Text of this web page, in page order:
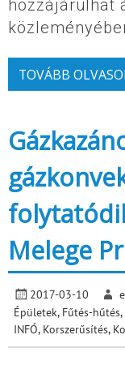
hozzájárulhat
TOVÁBB
Melege
2017-03-10
Épületek, Fűtés-hűtés,
INFÓ, Korszerűsítés,